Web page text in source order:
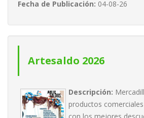
Fecha de Publicación: 04-08-26
Artesaldo 2026
Descripción:
productos